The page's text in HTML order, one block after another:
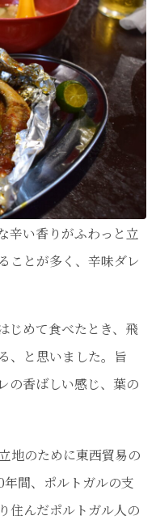
辛い香りがふわっと立
ことが多く、辛味ダレ
じめて食べたとき、飛
、と思いました。旨
の香ばしい感じ、葉の
地のために東西貿易の
間、ポルトガルの支
住んだポルトガル人の